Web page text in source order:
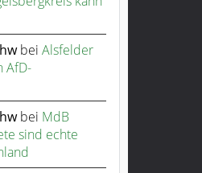
bei Alsfelder
AfD-
bei MdB
sind echte